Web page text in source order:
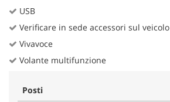
USB
Verificare in sede accessori sul veicolo
Vivavoce
Volante multifunzione
Posti